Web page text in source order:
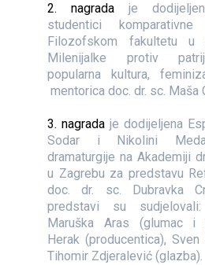
2. nagrada je
studentici
Filozofskom fakultetu
Milenijalke protiv
popularna kultura,
mentorica doc. dr. sc. Maša
3. nagrada je dodijeljena
Sodar i Nikolini
dramaturgije na Akademiji
u Zagrebu za predstavu
doc. dr. sc. Dubravka
predstavi su
Maruška Aras (glumac i
Herak (producentica),
Tihomir Zdjeralević (glazba).